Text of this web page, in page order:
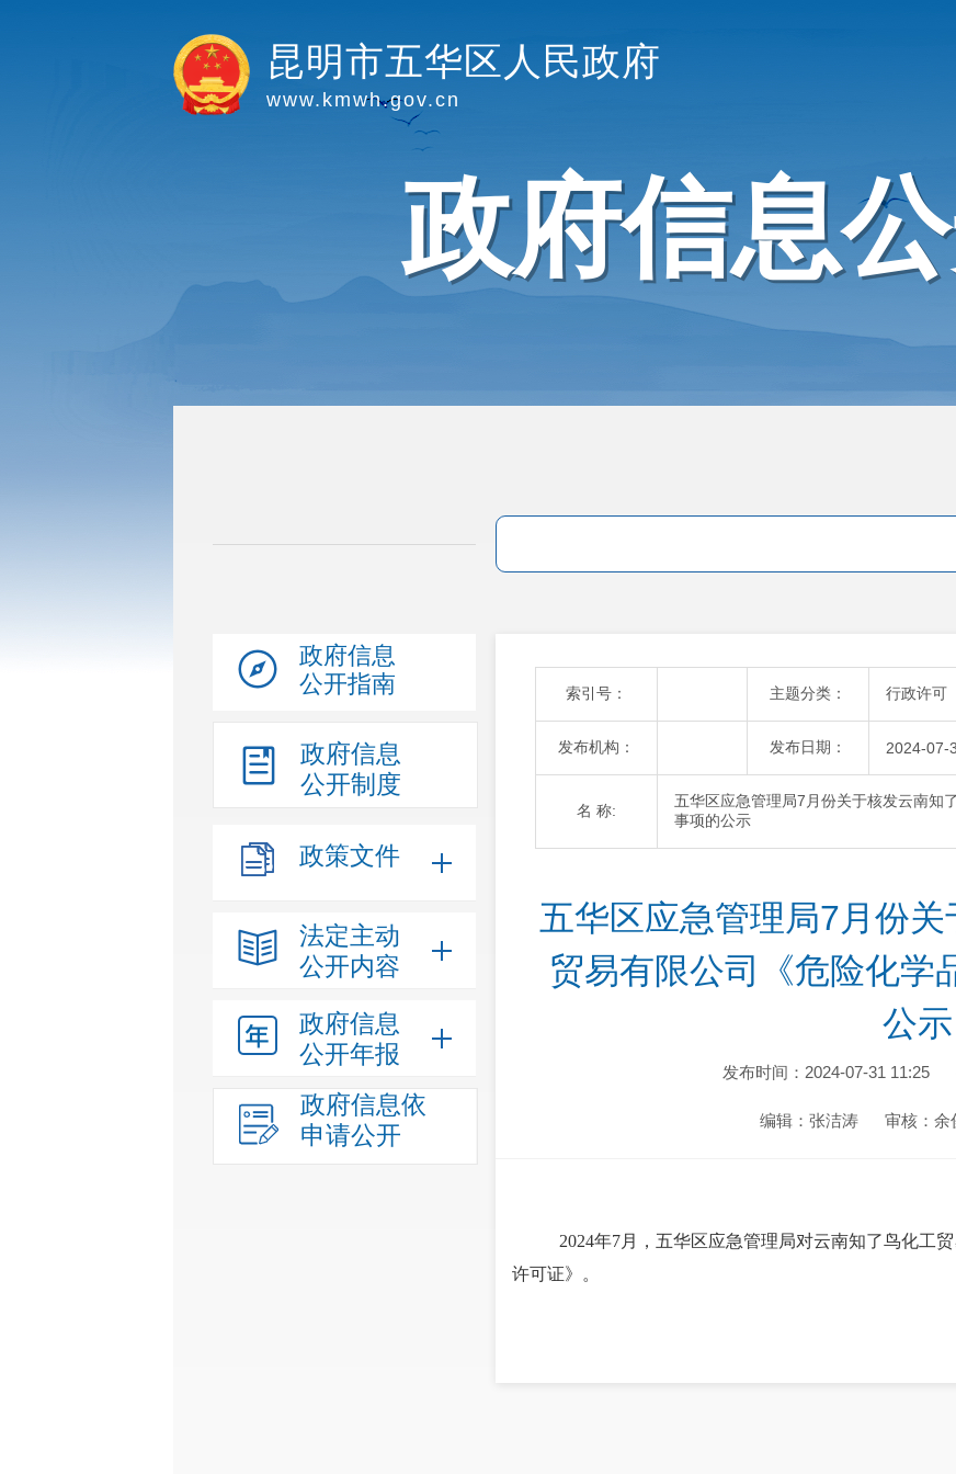
昆明市五华区人民政府
www.kmwh.gov.cn
政府信息
政府信息
公开指南
政府信息
公开制度
政策文件
法定主动
公开内容
政府信息
公开年报
政府信息依
申请公开
索引号： 主题分类： 行政许可
发布机构： 发布日期： 2024-07-
名 称:
五华区应急管理局7月份关于核发云南知
事项的公示
五华区应急管理局7月份
贸易有限公司《危险化学
公示
发布时间：2024-07-31 11:25
编辑：张洁涛 审核：余
2024年7月，五华区应急管理局对云南知了鸟化工
许可证》。